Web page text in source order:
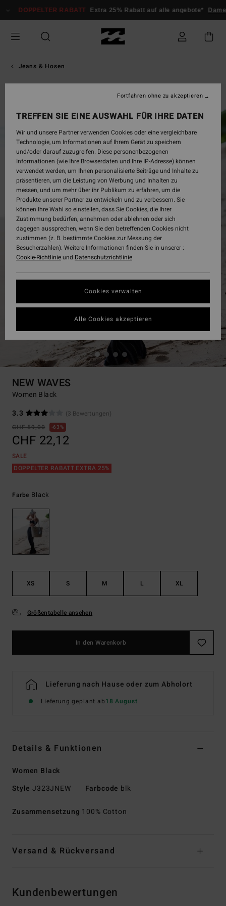
zur
springen
DOPPELTER RABATT Extra 25% Rabatt auf alle angebote* Damen
Jeans & Hosen
NEW WAVES
Women Black
3.3
(3 Bewertungen)
CHF 59,00
63%
CHF 22,12
SALE
DOPPELTER RABATT EXTRA 25%
Farbe Black
XS S M L XL
Größentabelle ansehen
In den Warenkorb
Lieferung nach Hause oder zum Abholort
Lieferung geplant ab18 August
Details & Funktionen
Women Black
Style J323JNEW Farbcode blk
Zusammensetzung 100% Cotton
Versand & Rückversand
Kundenbewertungen
TREFFEN SIE EINE AUSWAHL FÜR IHRE DATEN
Wir und unsere Partner verwenden Cookies oder eine vergleichbare
Technologie, um Informationen auf Ihrem Gerät zu speichern
und/oder darauf zuzugreifen. Diese personenbezogenen
Informationen (wie Ihre Browserdaten und Ihre IP-Adresse) können
verwendet werden, um Ihnen personalisierte Beiträge und Inhalte zu
präsentieren, um die Leistung von Werbung und Inhalten zu
messen, und um mehr über ihr Publikum zu erfahren, um die
Produkte unserer Partner zu entwickeln und zu verbessern. Sie
können Ihre Wahl so einstellen, dass Sie Cookies, die Ihrer
Zustimmung bedürfen, annehmen oder ablehnen oder sich
dagegen aussprechen, wenn Sie den betreffenden Cookies nicht
zustimmen (z. B. bestimmte Cookies zur Messung der
Besucherzahlen). Weitere Informationen finden Sie in unserer :
Cookie-Richtlinieund Datenschutzrichtlinie
Cookies verwalten
Fortfahren ohne zu akzeptieren
Alle Cookies akzeptieren